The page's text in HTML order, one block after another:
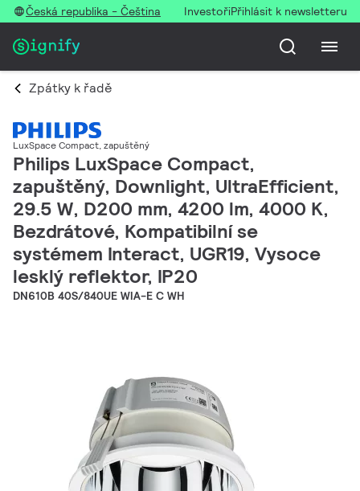
Česká republika - Čeština InvestořiPřihlásit k newsletteru
Zpátky k řadě
LuxSpace Compact, zapuštěný
Philips LuxSpace Compact,
zapuštěný, Downlight, UltraEfficient,
29.5 W, D200 mm, 4200 lm, 4000 K,
Bezdrátové, Kompatibilní se
systémem Interact, UGR19, Vysoce
lesklý reflektor, IP20
DN610B 40S/840UE WIA-E C WH